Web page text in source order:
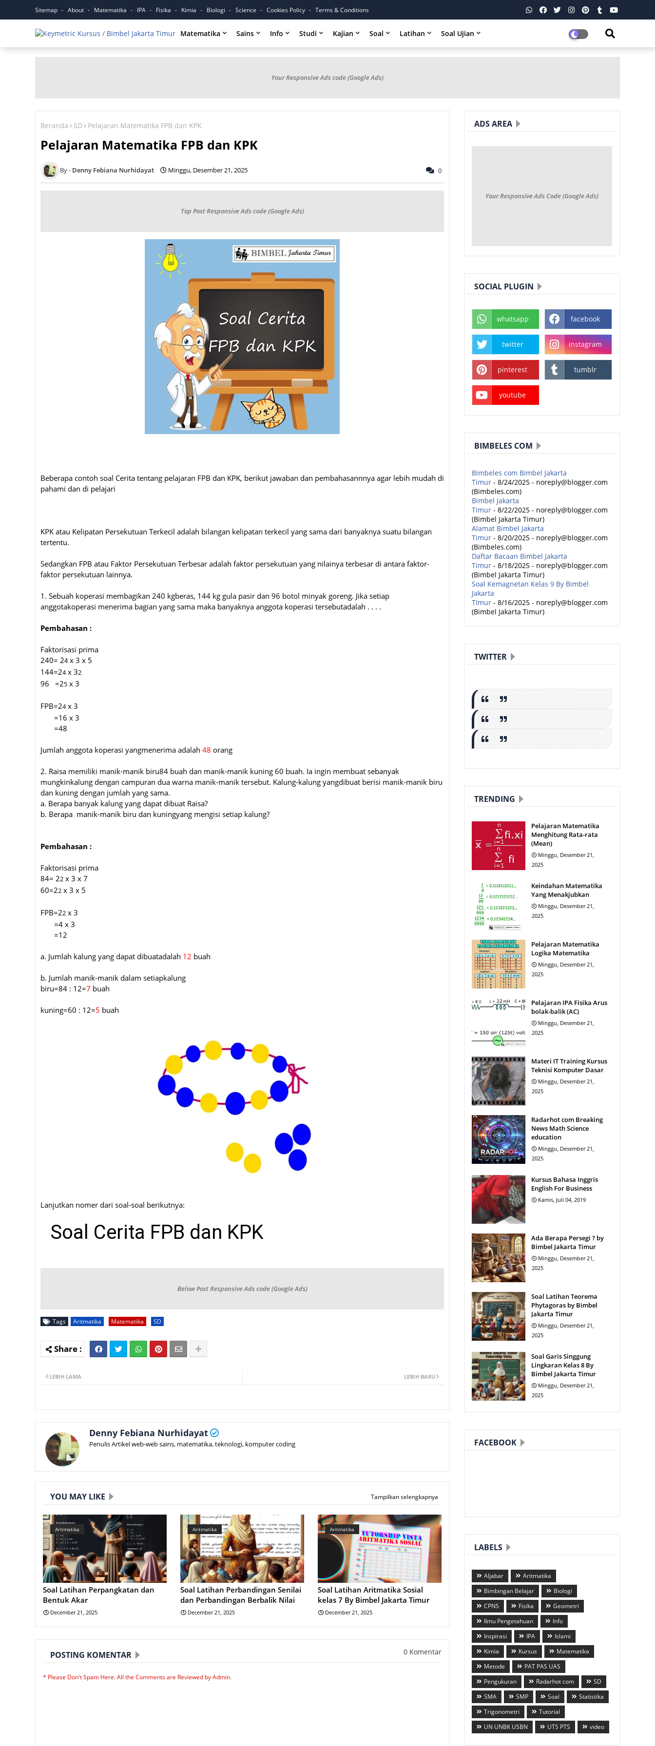
Sitemap About Matematika IPA Fisika Kimia Biologi Science Cookies Policy Terms & Conditions
Matematika Sains Info Studi Kajian Soal Latihan Soal Ujian
Your Responsive Ads code (Google Ads)
Beranda SD Pelajaran Matematika FPB dan KPK
Pelajaran Matematika FPB dan KPK
Denny Febiana Nurhidayat Minggu, Desember 21, 2025 0
Top Post Responsive Ads code (Google Ads)
Beberapa contoh soal Cerita tentang pelajaran FPB dan KPK, berikut jawaban dan pembahasannnya agar lebih mudah di
pahami dan di pelajari
KPK atau Kelipatan Persekutuan Terkecil adalah bilangan kelipatan terkecil yang sama dari banyaknya suatu bilangan
tertentu.
Sedangkan FPB atau Faktor Persekutuan Terbesar adalah faktor persekutuan yang nilainya terbesar di antara faktor-
faktor persekutuan lainnya.
1. Sebuah koperasi membagikan 240 kgberas, 144 kg gula pasir dan 96 botol minyak goreng. Jika setiap
anggotakoperasi menerima bagian yang sama maka banyaknya anggota koperasi tersebutadalah . . . .
Pembahasan :
Faktorisasi prima
240= 24 x 3 x 5
144=24x 32
96 =25 x 3
FPB=24x 3
=16 x 3
=48
Jumlah anggota koperasi yangmenerima adalah 48 orang
2. Raisa memiliki manik-manik biru84 buah dan manik-manik kuning 60 buah. Ia ingin membuat sebanyak
mungkinkalung dengan campuran dua warna manik-manik tersebut. Kalung-kalung yangdibuat berisi manik-manik biru
dan kuning dengan jumlah yang sama.
a. Berapa banyak kalung yang dapat dibuat Raisa?
b. Berapa manik-manik biru dan kuningyang mengisi setiap kalung?
Pembahasan :
Faktorisasi prima
84= 22 x 3 x 7
60=22 x 3 x 5
FPB=22 x 3
=4 x 3
=12
a. Jumlah kalung yang dapat dibuatadalah 12 buah
b. Jumlah manik-manik dalam setiapkalung
biru=84 : 12=7 buah
kuning=60 : 12=5 buah
Lanjutkan nomer dari soal-soal berikutnya:
Soal Cerita FPB dan KPK
Below Post Responsive Ads code (Google Ads)
Tags Aritmatika Matematika SD
LEBIH BARU
LEBIH LAMA
Denny Febiana Nurhidayat
Penulis Artikel web-web sains, matematika, teknologi, komputer coding
YOU MAY LIKE Tampilkan selengkapnya
Aritmatika
Soal Latihan Perpangkatan dan
Bentuk Akar
December 21, 2025
Aritmatika
Soal Latihan Perbandingan Senilai
dan Perbandingan Berbalik Nilai
December 21, 2025
Aritmatika
Soal Latihan Aritmatika Sosial
kelas 7 By Bimbel Jakarta Timur
December 21, 2025
POSTING KOMENTAR 0 Komentar
* Please Don't Spam Here. All the Comments are Reviewed by Admin.
ADS AREA
Your Responsive Ads Code (Google Ads)
SOCIAL PLUGIN
whatsapp facebook
twitter instagram
pinterest tumblr
youtube
BIMBELES COM
Bimbeles com Bimbel Jakarta
Timur - 8/24/2025 - noreply@blogger.com
(Bimbeles.com)
Bimbel Jakarta
Timur - 8/22/2025 - noreply@blogger.com
(Bimbel Jakarta Timur)
Alamat Bimbel Jakarta
Timur - 8/20/2025 - noreply@blogger.com
(Bimbeles.com)
Daftar Bacaan Bimbel Jakarta
Timur - 8/18/2025 - noreply@blogger.com
(Bimbel Jakarta Timur)
Soal Kemagnetan Kelas 9 By Bimbel
Jakarta
TImur - 8/16/2025 - noreply@blogger.com
(Bimbel Jakarta Timur)
TWITTER
TRENDING
Pelajaran Matematika
Menghitung Rata-rata
(Mean)
Minggu, Desember 21,
2025
Keindahan Matematika
Yang Menakjubkan
Minggu, Desember 21,
2025
Pelajaran Matematika
Logika Matematika
Minggu, Desember 21,
2025
Pelajaran IPA Fisika Arus
bolak-balik (AC)
Minggu, Desember 21,
2025
Materi IT Training Kursus
Teknisi Komputer Dasar
Minggu, Desember 21,
2025
Radarhot com Breaking
News Math Science
education
Minggu, Desember 21,
2025
Kursus Bahasa Inggris
English For Business
Kamis, Juli 04, 2019
Ada Berapa Persegi ? by
Bimbel Jakarta Timur
Minggu, Desember 21,
2025
Soal Latihan Teorema
Phytagoras by Bimbel
Jakarta Timur
Minggu, Desember 21,
2025
Soal Garis Singgung
Lingkaran Kelas 8 By
Bimbel Jakarta Timur
Minggu, Desember 21,
2025
FACEBOOK
LABELS
Aljabar
Aritmatika
Bimbingan Belajar
Biologi
CPNS
Fisika
Geometri
Ilmu Pengetahuan
Info
Inspirasi
IPA
Islami
Kimia
Kursus
Matematika
Metode
PAT PAS UAS
Pengukuran
Radarhot com
SD
SMA
SMP Soal
Statistika
Trigonometri
Tutorial
UN UNBK USBN
UTS PTS video